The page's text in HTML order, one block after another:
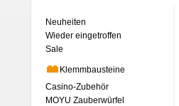
Neuheiten
Wieder eingetroffen
Sale
Klemmbausteine
Casino-Zubehör
MOYU Zauberwürfel